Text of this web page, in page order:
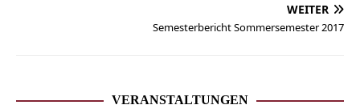
WEITER
Semesterbericht Sommersemester 2017
VERANSTALTUNGEN